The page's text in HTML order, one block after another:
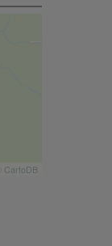
CartoDB